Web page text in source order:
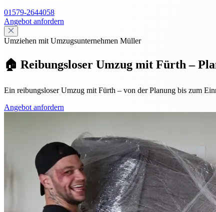
01579-2644058
Angebot anfordern
Umziehen mit Umzugsunternehmen Müller
🏠 Reibungsloser Umzug mit Fürth –
Ein reibungsloser Umzug mit Fürth – von der Planung bis zum
Angebot anfordern